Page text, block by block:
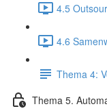
4.5
4.6
Thema 4:
Thema 5.